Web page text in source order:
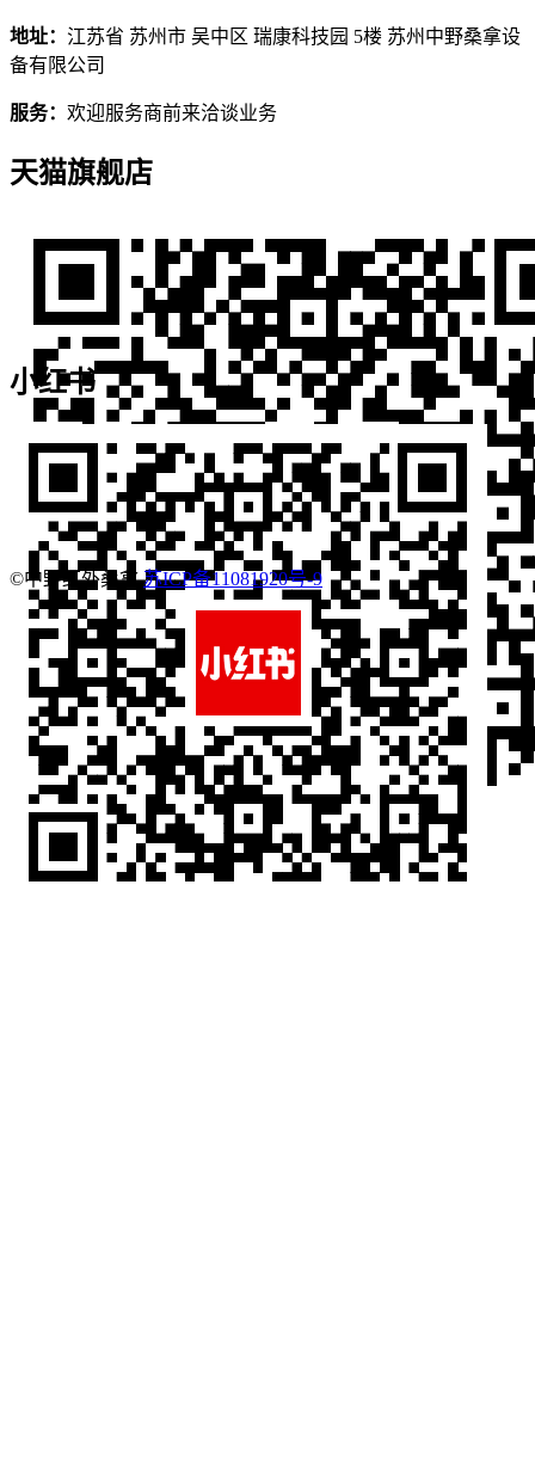
地址： 江苏省 苏州市 吴中区 瑞康科技园 5楼 苏州中野桑拿设
备有限公司
服务： 欢迎服务商前来洽谈业务
天猫旗舰店
小红书
©中野红外桑拿苏ICP备11081920号-9